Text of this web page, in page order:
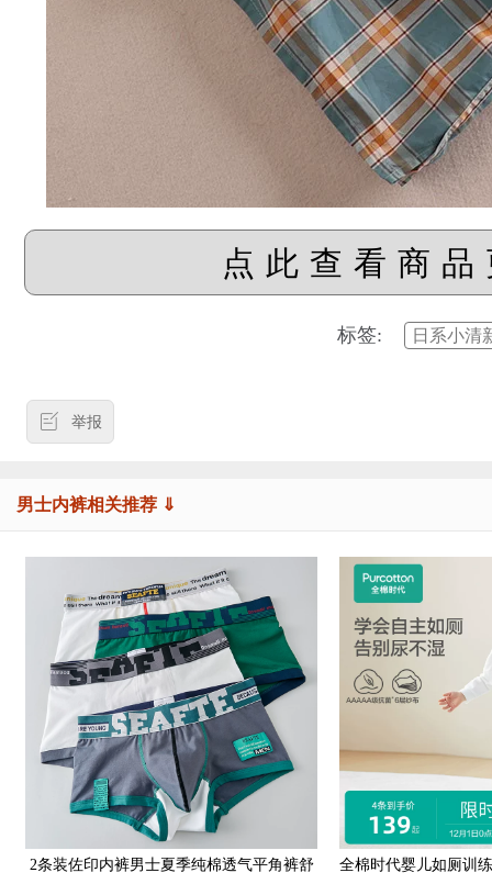
点此查看商
标签: 日系小清
举报
男士内裤相关推荐 ⇓
2条装佐印内裤男士夏季纯棉透气平角裤舒
全棉时代婴儿如厕训